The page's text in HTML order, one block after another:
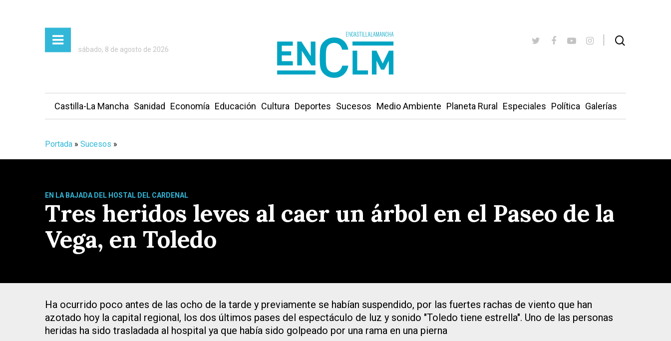
sábado, 8 de agosto de 2026
Castilla-La Mancha Sanidad Economía Educación Cultura Deportes Sucesos Medio Ambiente Planeta Rural Especiales Política Galerías
Portada » Sucesos »
EN LA BAJADA DEL HOSTAL DEL CARDENAL
Tres heridos leves al caer un árbol en el Paseo de la
Vega, en Toledo
Ha ocurrido poco antes de las ocho de la tarde y previamente se habían suspendido, por las fuertes rachas de viento que han
azotado hoy la capital regional, los dos últimos pases del espectáculo de luz y sonido "Toledo tiene estrella". Uno de las personas
heridas ha sido trasladada al hospital ya que había sido golpeado por una rama en una pierna